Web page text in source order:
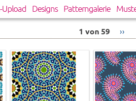
Upload Designs Patterngalerie
1 von 59 ››